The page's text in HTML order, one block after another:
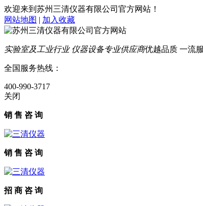
欢迎来到苏州三清仪器有限公司官方网站！
网站地图 | 加入收藏
实验室及工业行业 仪器设备专业供应商优越品质 一流
全国服务热线：
400-990-3717
关闭
销 售 咨 询
销 售 咨 询
招 商 咨 询